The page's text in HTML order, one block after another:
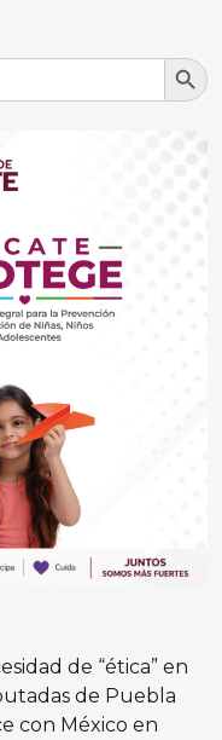
Search
de “ética” en
de Puebla
con México en